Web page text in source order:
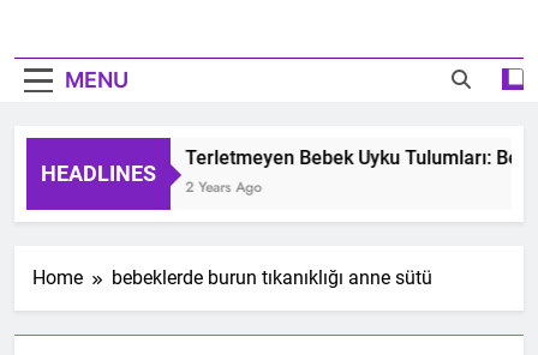
MENU
HEADLINES
Terletmeyen Bebek Uyku Tulumları:
2 Years Ago
Home bebeklerde burun tıkanıklığı anne sütü